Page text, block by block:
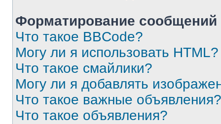
Форматирование
Что такое BBCode?
Могу ли я использовать HTML?
Что такое смайлики?
Могу ли я добавлять
Что такое важные объявления?
Что такое объявления?